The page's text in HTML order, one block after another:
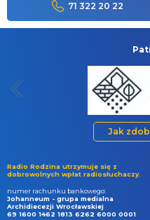
71 322 20 22
Jak
Radio Rodzina utrzymuje się z
dobrowolnych wpłat radiosłuchaczy.
numer rachunku bankowego:
Johanneum - grupa medialna
Archidiecezji Wrocławskiej
69 1600 1462 1813 6262 6000 0001